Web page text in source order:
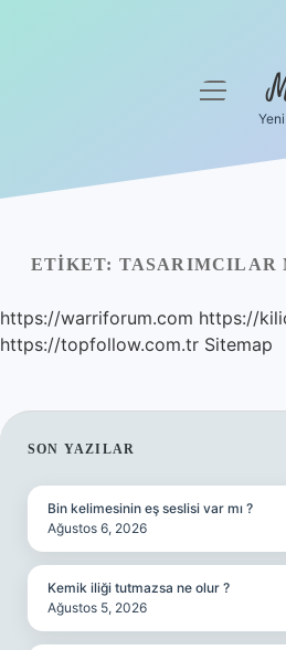
Yasal Uyarı
Hakkımızda
menüyü
ETIKET: TASARIMCILAR
https://warriforum.com https://
https://topfollow.com.tr Sitemap
SIDEBAR
SON YAZILAR
Bin kelimesinin eş seslisi var mı ?
Ağustos 6, 2026
Kemik iliği tutmazsa ne olur ?
Ağustos 5, 2026